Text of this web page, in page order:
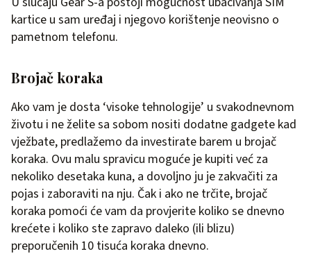
kartice u sam uređaj i njegovo korištenje neovisno o
pametnom telefonu.
Brojač koraka
Ako vam je dosta ‘visoke tehnologije’ u svakodnevnom
životu i ne želite sa sobom nositi dodatne gadgete kad
vježbate, predlažemo da investirate barem u brojač
koraka. Ovu malu spravicu moguće je kupiti već za
nekoliko desetaka kuna, a dovoljno ju je zakvačiti za
pojas i zaboraviti na nju. Čak i ako ne trčite, brojač
koraka pomoći će vam da provjerite koliko se dnevno
krećete i koliko ste zapravo daleko (ili blizu)
preporučenih 10 tisuća koraka dnevno.